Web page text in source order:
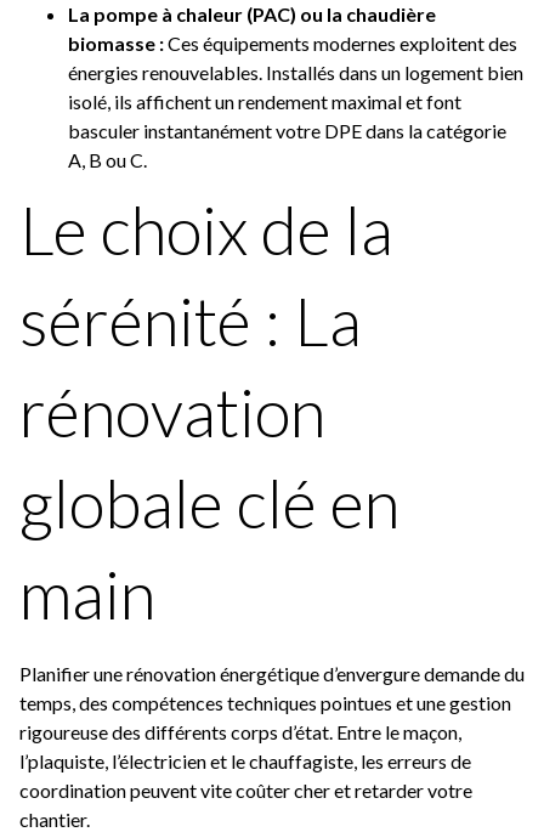
La pompe à chaleur (PAC) ou la chaudière
biomasse :Ces équipements modernes exploitent des
énergies renouvelables. Installés dans un logement bien
isolé, ils affichent un rendement maximal et font
basculer instantanément votre DPE dans la catégorie
A, B ou C.
Le choix de la
sérénité : La
rénovation
globale clé en
main
Planifier une rénovation énergétique d’envergure demande du
temps, des compétences techniques pointues et une gestion
rigoureuse des différents corps d’état. Entre le maçon,
l’plaquiste, l’électricien et le chauffagiste, les erreurs de
coordination peuvent vite coûter cher et retarder votre
chantier.